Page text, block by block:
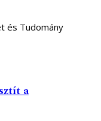
és Tudomány
a